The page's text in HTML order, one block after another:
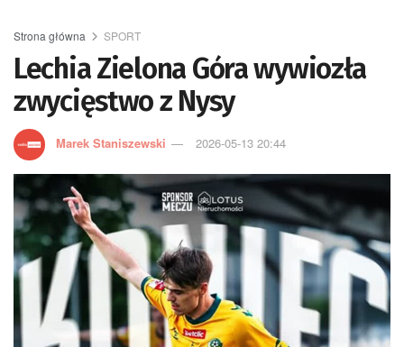
Strona główna SPORT
Lechia Zielona Góra wywiozła
zwycięstwo z Nysy
Marek Staniszewski 2026-05-13 20:44